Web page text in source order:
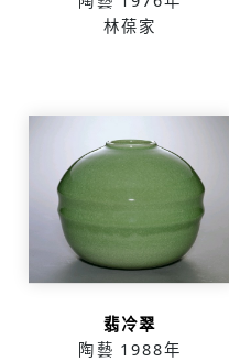
林葆家
翡冷翠
陶藝 1988年